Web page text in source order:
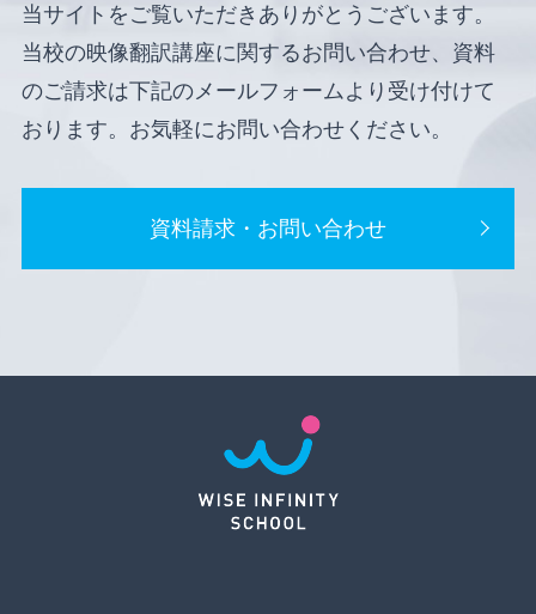
当サイトをご覧いただきありがとうございます。
当校の映像翻訳講座に関するお問い合わせ、資料
のご請求は下記のメールフォームより受け付けて
おります。お気軽にお問い合わせください。
資料請求・お問い合わせ